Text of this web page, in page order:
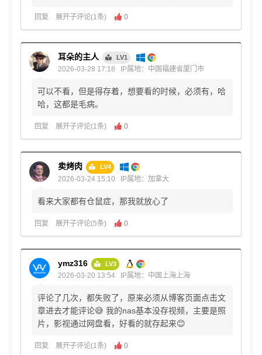
回复 展开子评论(1条) 0
耳朵的主人 LV1
2026-03-28 17:18 IP属地：中国福建省厦门市
可以不看，但是得存着，想要看的时候，必须有，哈
哈，这都是毛病。
回复 展开子评论(1条) 0
卖烤肉 LV4
2026-03-24 15:10 IP属地：加拿大
看来大家都有仓鼠症，那我就放心了
回复 展开子评论(5条) 0
ymz316 LV3
2026-03-20 13:54 IP属地：中国上海上海
评论了几次，都失败了，原来必须从博客页面点击文
章进去才能评论😅 我的nas基本没存视频，主要是照
片，影视通过网盘看，好看的就存起来😊
回复 展开子评论(1条) 0